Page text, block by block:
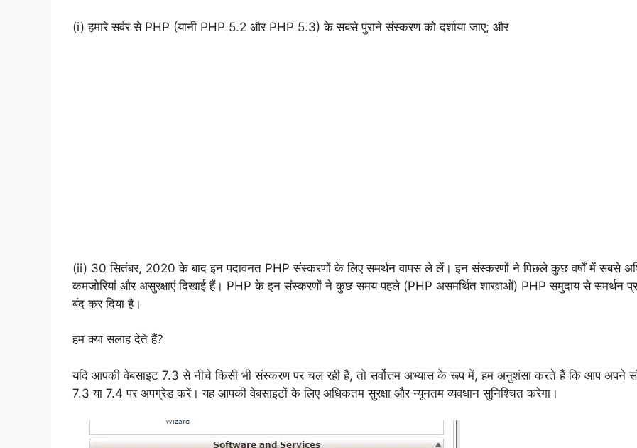
(i) हमारे सर्वर से PHP (यानी PHP 5.2 और PHP 5.3) के सबसे पुराने संस्करण को दर्शाया जाए; और
(ii) 30 सितंबर, 2020 के बाद इन पदावनत PHP संस्करणों के लिए समर्थन वापस ले लें। इन संस्करणों ने पिछले कुछ वर्षों में सबसे
कमजोरियां और असुरक्षाएं दिखाई हैं। PHP के इन संस्करणों ने कुछ समय पहले (PHP असमर्थित शाखाओं) PHP समुदाय से समर्थन
बंद कर दिया है।
हम क्या सलाह देते हैं?
यदि आपकी वेबसाइट 7.3 से नीचे किसी भी संस्करण पर चल रही है, तो सर्वोत्तम अभ्यास के रूप में, हम अनुशंसा करते हैं कि आप अपने
7.3 या 7.4 पर अपग्रेड करें। यह आपकी वेबसाइटों के लिए अधिकतम सुरक्षा और न्यूनतम व्यवधान सुनिश्चित करेगा।